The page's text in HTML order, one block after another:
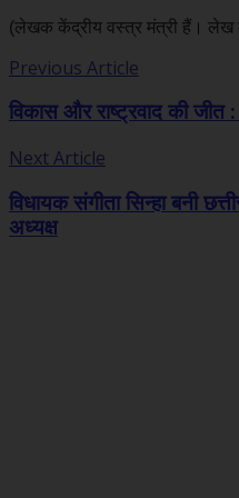
(लेखक केंद्रीय वस्त्र मंत्री हैं। लेख
Previous Article
विकास और राष्ट्रवाद की जीत
Next Article
विधायक संगीता सिन्हा बनी
अध्यक्ष